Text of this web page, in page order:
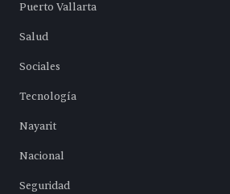
Puerto Vallarta
Salud
Sociales
Tecnología
Nayarit
Nacional
Seguridad